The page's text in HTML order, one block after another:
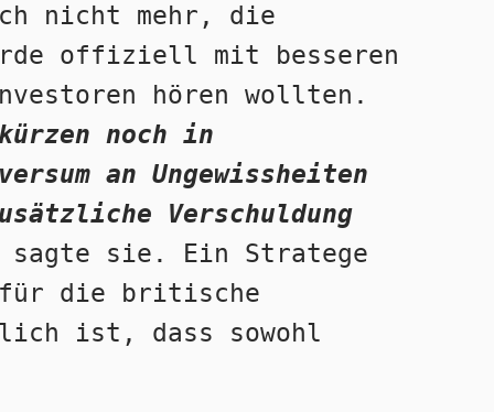
nicht mehr, die
offiziell mit besseren
hören wollten.
noch in
an Ungewissheiten
Verschuldung
sagte sie. Ein Stratege
für die britische
ist, dass sowohl